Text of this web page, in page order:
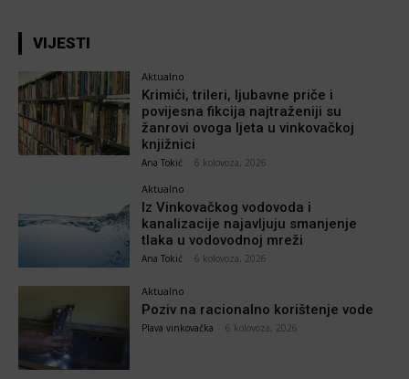
VIJESTI
Aktualno
Krimići, trileri, ljubavne priče i
povijesna fikcija najtraženiji su
žanrovi ovoga ljeta u vinkovačkoj
knjižnici
Ana Tokić 6 kolovoza, 2026
Aktualno
Iz Vinkovačkog vodovoda i
kanalizacije najavljuju smanjenje
tlaka u vodovodnoj mreži
Ana Tokić 6 kolovoza, 2026
Aktualno
Poziv na racionalno korištenje vode
Plava vinkovačka 6 kolovoza, 2026